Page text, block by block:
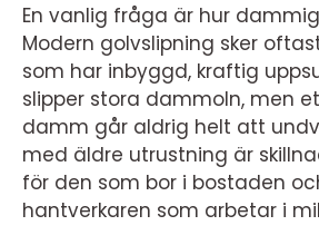
En vanlig fråga är hur
Modern golvslipning sker
som har inbyggd, kraftig
slipper stora dammoln, men
damm går aldrig helt att
med äldre utrustning är
för den som bor i bostaden
hantverkaren som arbetar i